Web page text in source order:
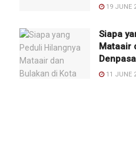
19 JUNE
Siapa
Mataair
11 JUNE